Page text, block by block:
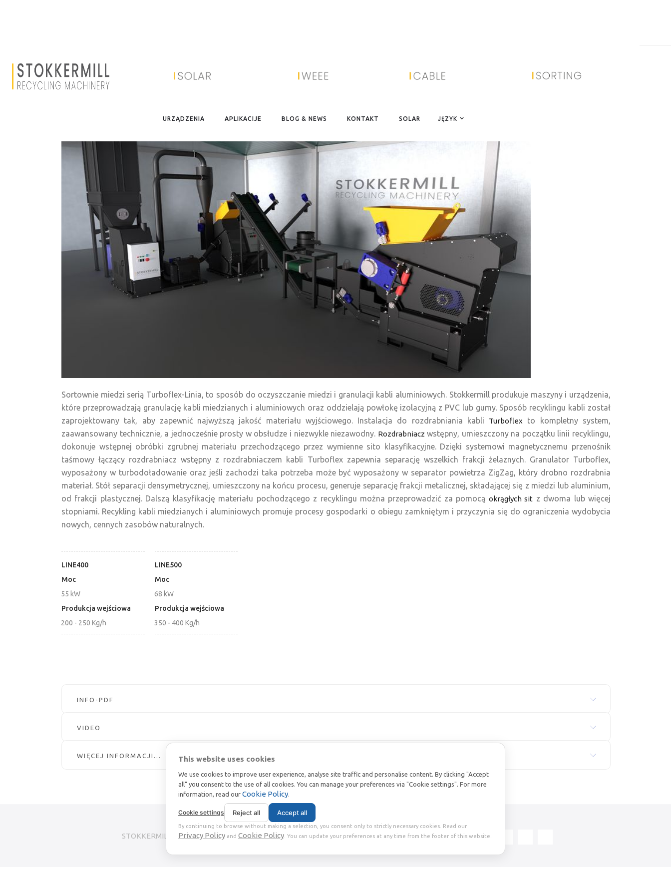
URZĄDZENIA APLIKACIJE BLOG & NEWS KONTAKT SOLAR JĘZYK
SORTOWNIE MIEDZI | STOKKERMILL TURBOFLEX LINIA
Sortownie miedzi serią Turboflex-Linia, to sposób do oczyszczanie miedzi i granulacji kabli aluminiowych. Stokkermill produkuje maszyny i urządzenia,
które przeprowadzają granulację kabli miedzianych i aluminiowych oraz oddzielają powłokę izolacyjną z PVC lub gumy. Sposób recyklingu kabli został
zaprojektowany tak, aby zapewnić najwyższą jakość materiału wyjściowego. Instalacja do rozdrabniania kabli Turboflex
to kompletny system,
zaawansowany technicznie, a jednocześnie prosty w obsłudze i niezwykle niezawodny. Rozdrabniacz wstępny, umieszczony na początku linii recyklingu,
dokonuje wstępnej obróbki zgrubnej materiału przechodzącego przez wymienne sito klasyfikacyjne. Dzięki systemowi magnetycznemu przenośnik
taśmowy łączący rozdrabniacz wstępny z rozdrabniaczem kabli Turboflex zapewnia separację wszelkich frakcji żelaznych. Granulator Turboflex,
wyposażony w turbodoładowanie oraz jeśli zachodzi taka potrzeba może być wyposażony w separator powietrza ZigZag, który drobno rozdrabnia
materiał. Stół separacji densymetrycznej, umieszczony na końcu procesu, generuje separację frakcji metalicznej, składającej się z miedzi lub aluminium,
od frakcji plastycznej. Dalszą klasyfikację materiału pochodzącego z recyklingu można przeprowadzić za pomocą okrągłych sit z dwoma lub więcej
stopniami. Recykling kabli miedzianych i aluminiowych promuje procesy gospodarki o obiegu zamkniętym i przyczynia się do ograniczenia wydobycia
nowych, cennych zasobów naturalnych.
LINE400
Moc
55 kW
Produkcja wejściowa
200 - 250 Kg/h
LINE500
Moc
68 kW
Produkcja wejściowa
350 - 400 Kg/h
INFO-PDF
VIDEO
WIĘCEJ INFORMACJI...
STOKKERMILL | SELTEK SRL© 2018 | VAT番号 IT02360630301 | 社会資本 € 10.000,00 |Privacy|Terms
This website uses cookies
We use cookies to improve user experience, analyse site traffic and personalise content. By clicking "Accept
all" you consent to the use of all cookies. You can manage your preferences via "Cookie settings". For more
information, read our Cookie Policy.
Cookie settings Reject all Accept all
By continuing to browse without making a selection, you consent only to strictly necessary cookies. Read our
Privacy Policy and Cookie Policy . You can update your preferences at any time from the footer of this website.